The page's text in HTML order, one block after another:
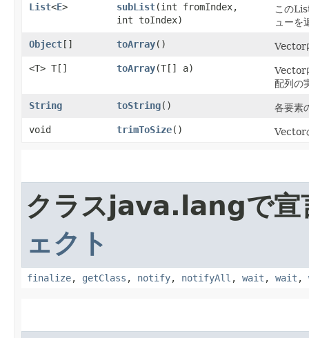
List<E> subList​(int fromIndex,
int toIndex)
この
ューを
Object[] toArray()
Vector
<T> T[]
toArray​(T[] a)
Vector
配列の
String
toString()
各要素
void
trimToSize() Vector
クラスjava.langで宣
ェクト
finalize, getClass , notify, notifyAll , wait , wait ,